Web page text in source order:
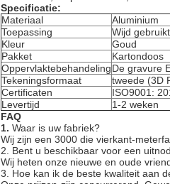
Specificatie:
Materiaal
Aluminium
Toepassing
Wijd gebruikt
Kleur
Goud
Pakket
Kartondoos
OppervlaktebehandelingDe gravure
Tekeningsformaat
tweede (3D
Certificaten
ISO9001:
Levertijd
1-2 weken
FAQ
1. Waar is uw fabriek?
Wij zijn een 3000 die vierkant-
2.
Bent u beschikbaar voor een
Wij heten onze nieuwe en oude
3.
Hoe kan ik de beste kwaliteit aan